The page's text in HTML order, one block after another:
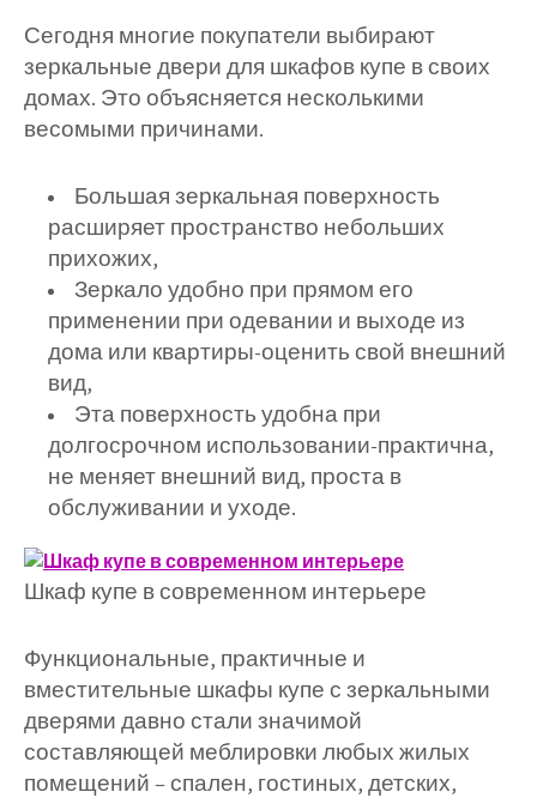
Сегодня многие покупатели выбирают
зеркальные двери для шкафов купе в своих
домах. Это объясняется несколькими
весомыми причинами.
Большая зеркальная поверхность
расширяет пространство небольших
прихожих,
Зеркало удобно при прямом его
применении при одевании и выходе из
дома или квартиры-оценить свой внешний
вид,
Эта поверхность удобна при
долгосрочном использовании-практична,
не меняет внешний вид, проста в
обслуживании и уходе.
Шкаф купе в современном интерьере
Функциональные, практичные и
вместительные шкафы купе с зеркальными
дверями давно стали значимой
составляющей меблировки любых жилых
помещений – спален, гостиных, детских,